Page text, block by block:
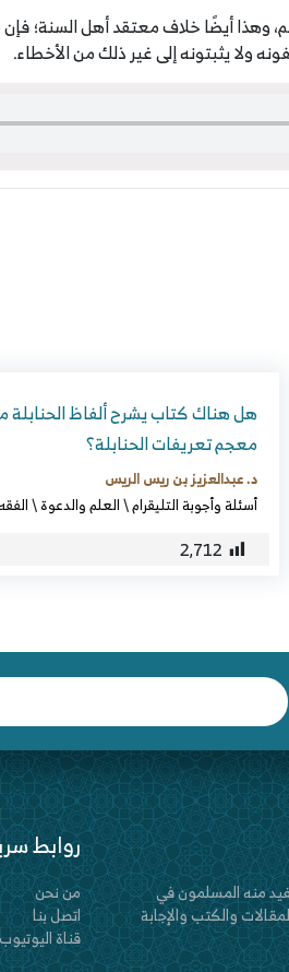
وهذا أيضًا خلاف معتقد أهل السنة؛
ولا يثبتونه إلى غير ذلك من الأخطاء.
هل هناك كتاب يشرح ألفاظ الحنابلة
معجم تعريفات الحنابلة؟
د. عبدالعزيز بن ريس الريس
أسئلة وأجوبة التليقرام\العلم والدعوة\
2٬712
منه المسلمون في
والكتب والإجابة
روابط
من نحن
اتصل بنا
قناة اليوتيوب